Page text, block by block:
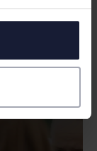
TIL